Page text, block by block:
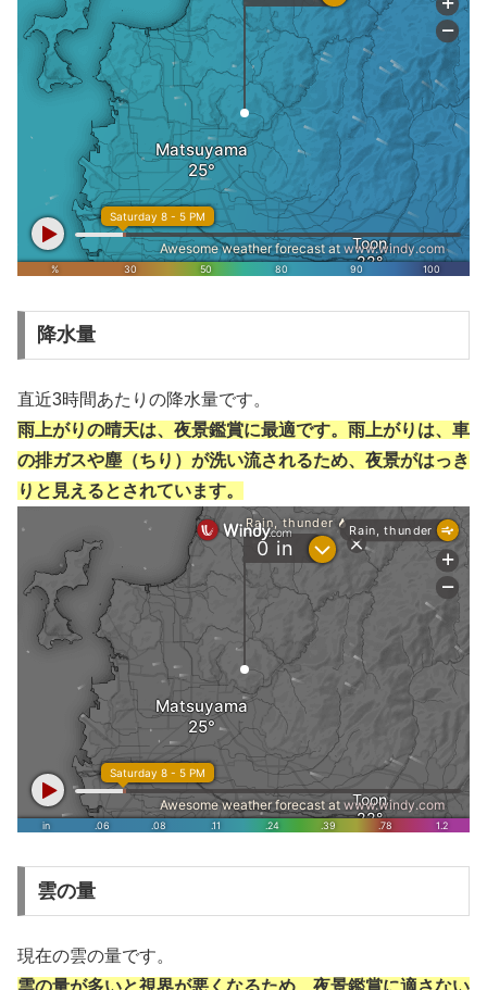
降水量
直近3時間あたりの降水量です。
雨上がりの晴天は、夜景鑑賞に最適です。雨上がりは、車
の排ガスや塵（ちり）が洗い流されるため、夜景がはっき
りと見えるとされています。
雲の量
現在の雲の量です。
雲の量が多いと視界が悪くなるため、夜景鑑賞に適さない